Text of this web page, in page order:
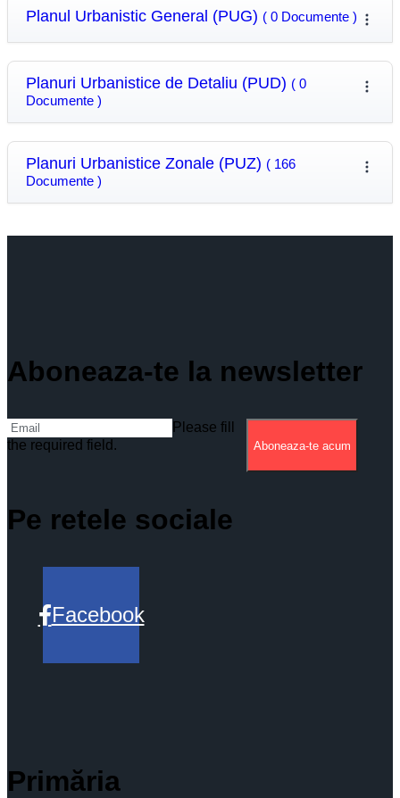
Planul Urbanistic General (PUG) ( 0 Documente )
Planuri Urbanistice de Detaliu (PUD) ( 0
Documente )
Planuri Urbanistice Zonale (PUZ) ( 166
Documente )
Aboneaza-te la newsletter
Please fill
the required field.
Aboneaza-te acum
Pe retele sociale
Facebook
Primăria